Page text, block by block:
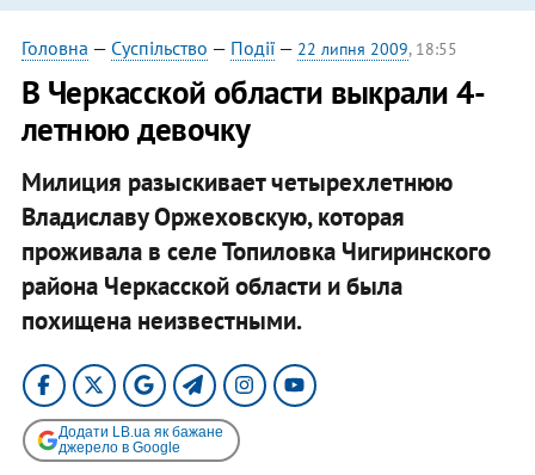
Головна — Суспільство — Події— 22 липня 2009, 18:55
В Черкасской области выкрали 4-
летнюю девочку
Милиция разыскивает четырехлетнюю
Владиславу Оржеховскую, которая
проживала в селе Топиловка Чигиринского
района Черкасской области и была
похищена неизвестными.
Додати LB.ua як бажане
джерело в Google